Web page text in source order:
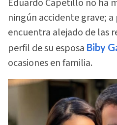
Eduardo Capetillo no ha
ningún accidente grave; a
encuentra alejado de las
perfil de su esposa Biby
ocasiones en familia.